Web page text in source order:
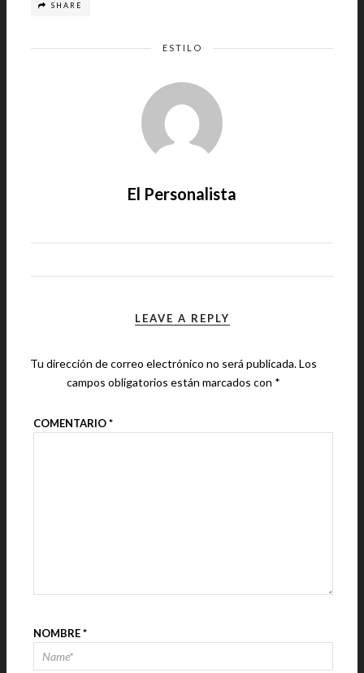
SHARE
ESTILO
El Personalista
LEAVE A REPLY
Tu dirección de correo electrónico no será publicada.Los
campos obligatorios están marcados con *
COMENTARIO*
NOMBRE*